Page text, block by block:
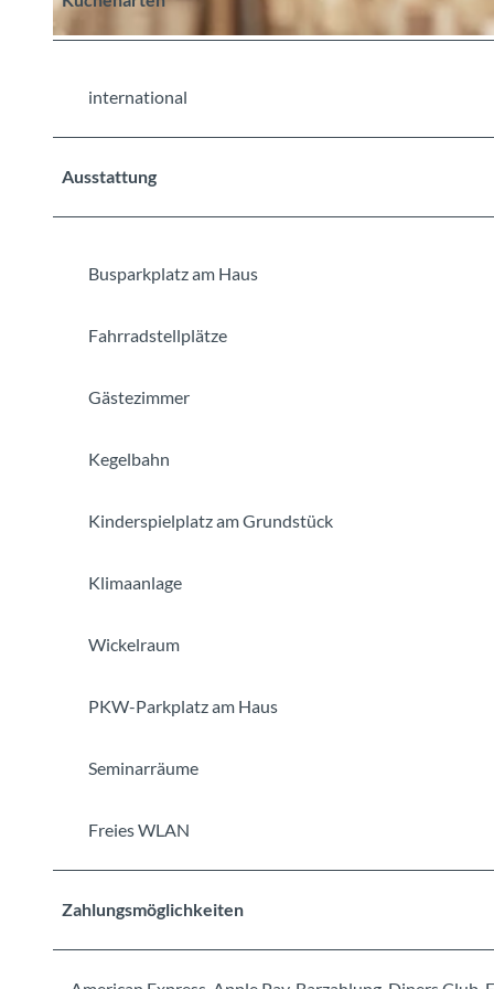
international
Ausstattung
Busparkplatz am Haus
Fahrradstellplätze
Gästezimmer
Kegelbahn
Kinderspielplatz am Grundstück
Klimaanlage
Wickelraum
PKW-Parkplatz am Haus
Seminarräume
Freies WLAN
Zahlungsmöglichkeiten